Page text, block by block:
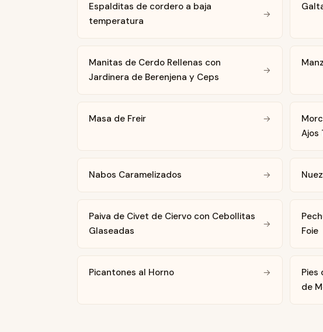
Espalditas de cordero a baja
temperatura
→
Manitas de Cerdo Rellenas con
Jardinera de Berenjena y Ceps
→
Masa de Freir →
Ajos
Nabos Caramelizados →
Paiva de Civet de Ciervo con Cebollitas
Glaseadas
→
Foie
Picantones al Horno →
Pies
de